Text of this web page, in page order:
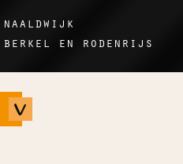
naaldwijk
berkel en rodenrijs